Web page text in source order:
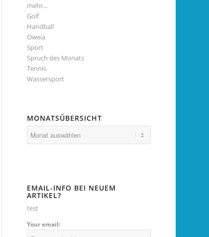
mehr…
Golf
Handball
Oweia
Sport
Spruch des Monats
Tennis
Wassersport
MONATSÜBERSICHT
EMAIL-INFO BEI NEUEM
ARTIKEL?
test
Your email: